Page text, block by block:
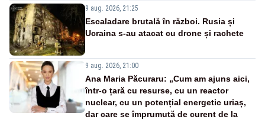
9 aug. 2026, 21:25
Escaladare brutală în război. Rusia și
Ucraina s-au atacat cu drone și rachete
9 aug. 2026, 21:00
Ana Maria Păcuraru: „Cum am ajuns aici,
într-o țară cu resurse, cu un reactor
nuclear, cu un potențial energetic uriaș,
dar care se împrumută de curent de la